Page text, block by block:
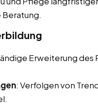
Beratung.
Erweiterung des
: Verfolgen von